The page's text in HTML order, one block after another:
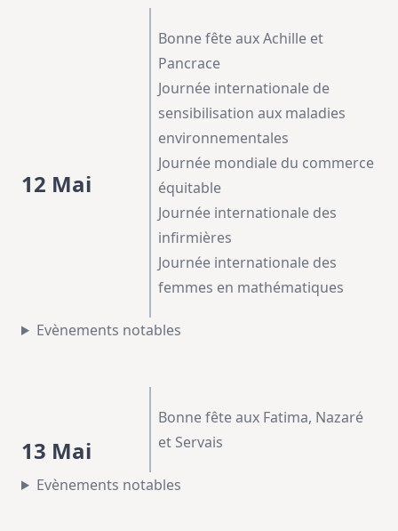
12 Mai
Bonne fête aux Achille et
Pancrace
Journée internationale de
sensibilisation aux maladies
environnementales
Journée mondiale du commerce
équitable
Journée internationale des
infirmières
Journée internationale des
femmes en mathématiques
Evènements notables
13 Mai
Bonne fête aux Fatima, Nazaré
et Servais
Evènements notables